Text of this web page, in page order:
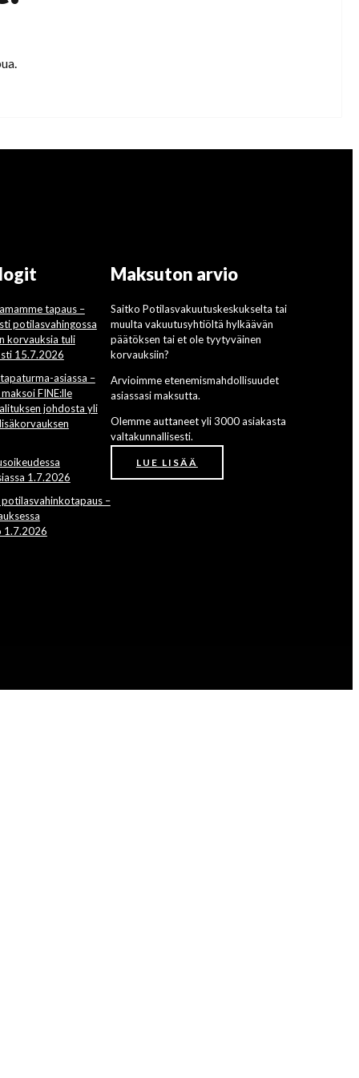
tapaus –
potilasvahingossa
korvauksia tuli
15.7.2026
asiassa –
FINE:lle
johdosta yli
1.7.2026
–
1.7.2026
Maksuton arvio
Saitko Potilasvakuutuskeskukselta tai
muulta vakuutusyhtiöltä hylkäävän
päätöksen tai et ole tyytyväinen
korvauksiin?
Arvioimme etenemismahdollisuudet
asiassasi maksutta.
Olemme auttaneet yli 3000 asiakasta
valtakunnallisesti.
LUE LISÄÄ